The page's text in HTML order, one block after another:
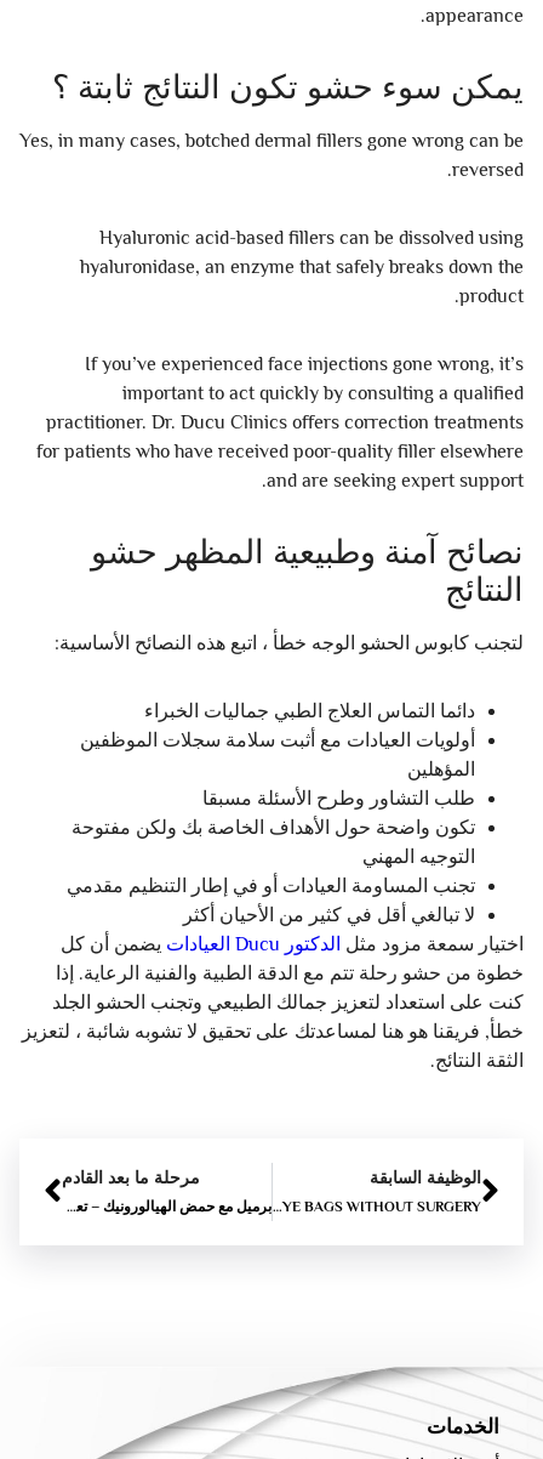
appearance.
يمكن سوء حشو تكون النتائج ثابتة ؟
Yes, in many cases, botched dermal fillers gone wrong can be
reversed.
Hyaluronic acid-based fillers can be dissolved using
hyaluronidase, an enzyme that safely breaks down the
product.
If you’ve experienced face injections gone wrong, it’s
important to act quickly by consulting a qualified
practitioner. Dr. Ducu Clinics offers correction treatments
for patients who have received poor-quality filler elsewhere
and are seeking expert support.
نصائح آمنة وطبيعية المظهر حشو
النتائج
لتجنب كابوس الحشو الوجه خطأ ، اتبع هذه النصائح الأساسية:
دائما التماس العلاج الطبي جماليات الخبراء
أولويات العيادات مع أثبت سلامة سجلات الموظفين
المؤهلين
طلب التشاور وطرح الأسئلة مسبقا
تكون واضحة حول الأهداف الخاصة بك ولكن مفتوحة
التوجيه المهني
تجنب المساومة العيادات أو في إطار التنظيم مقدمي
لا تبالغي أقل في كثير من الأحيان أكثر
اختيار سمعة مزود مثل الدكتور Ducu العيادات
يضمن أن كل
خطوة من حشو رحلة تتم مع الدقة الطبية والفنية الرعاية. إذا
كنت على استعداد لتعزيز جمالك الطبيعي وتجنب الحشو الجلد
خطأ, فريقنا هو هنا لمساعدتك على تحقيق لا تشوبه شائبة ، لتعزيز
الثقة النتائج.
الوظيفة السابقة
HOW TO GET RID OF EYE BAGS WITHOUT SURGERY
مرحلة ما بعد القادم
برميل مع حمض الهيالورونيك – تعزيز منحنيات الخاص بك بأمان
الخدمات